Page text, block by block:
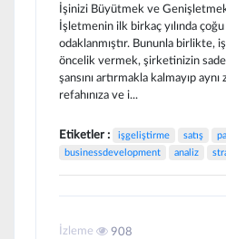
İşinizi Büyütmek ve
İşletmenin ilk birkaç yılında
odaklanmıştır. Bununla birlikte,
öncelik vermek, şirketinizin
şansını artırmakla kalmayıp
refahınıza ve i...
Etiketler : işgeliştirme satış
businessdevelopment
analiz
İzleme 908